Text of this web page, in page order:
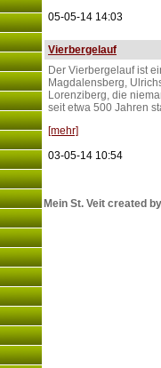
05-05-14 14:03
Vierbergelauf
Der Vierbergelauf ist
Magdalensberg,
Lorenziberg, die
seit etwa 500 Jahren
[mehr]
03-05-14 10:54
Mein St. Veit created